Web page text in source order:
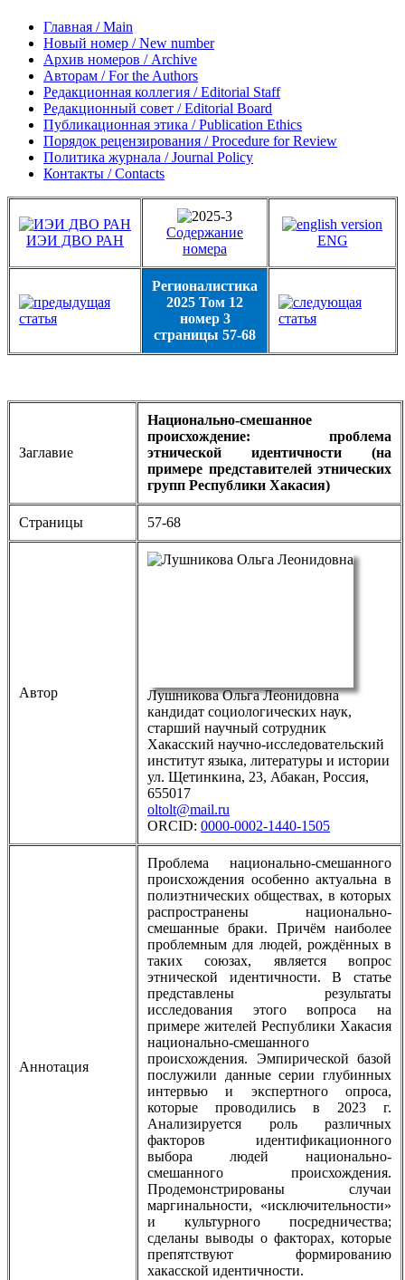
Главная / Main
Новый номер / New number
Архив номеров / Archive
Авторам / For the Authors
Редакционная коллегия / Editorial Staff
Редакционный совет / Editorial Board
Публикационная этика / Publication Ethics
Порядок рецензирования / Procedure for Review
Политика журнала / Journal Policy
Контакты / Contacts
ИЭИ ДВО РАН
Содержание
номера
ENG
Регионалистика
2025 Том 12
номер 3
страницы 57-68
Заглавие
Национально-смешанное
происхождение: проблема
этнической идентичности (на
примере представителей этнических
групп Республики Хакасия)
Страницы 57-68
Автор
Лушникова Ольга Леонидовна
кандидат социологических наук,
старший научный сотрудник
Хакасский научно-исследовательский
институт языка, литературы и истории
ул. Щетинкина, 23, Абакан, Россия,
655017
oltolt@mail.ru
ORCID: 0000-0002-1440-1505
Аннотация
Проблема национально-смешанного
происхождения особенно актуальна в
полиэтнических обществах, в которых
распространены национально-
смешанные браки. Причём наиболее
проблемным для людей, рождённых в
таких союзах, является вопрос
этнической идентичности. В статье
представлены результаты
исследования этого вопроса на
примере жителей Республики Хакасия
национально-смешанного
происхождения. Эмпирической базой
послужили данные серии глубинных
интервью и экспертного опроса,
которые проводились в 2023 г.
Анализируется роль различных
факторов идентификационного
выбора людей национально-
смешанного происхождения.
Продемонстрированы случаи
маргинальности, «исключительности»
и культурного посредничества;
сделаны выводы о факторах, которые
препятствуют формированию
хакасской идентичности.